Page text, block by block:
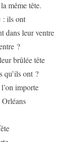
même tête.
: ils ont
dans leur ventre
?
brûlée tête
qu’ils ont ?
importe